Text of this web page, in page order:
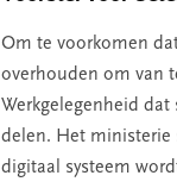
Om te voorkomen
overhouden om van
Werkgelegenheid dat
delen. Het ministerie
digitaal systeem